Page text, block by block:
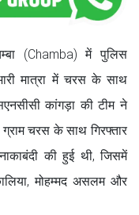
(Chamba) में पुलिस
मात्रा में चरस के साथ
कांगड़ा की टीम ने
चरस के साथ गिरफ्तार
की हुई थी, जिसमें
मोहम्मद असलम और